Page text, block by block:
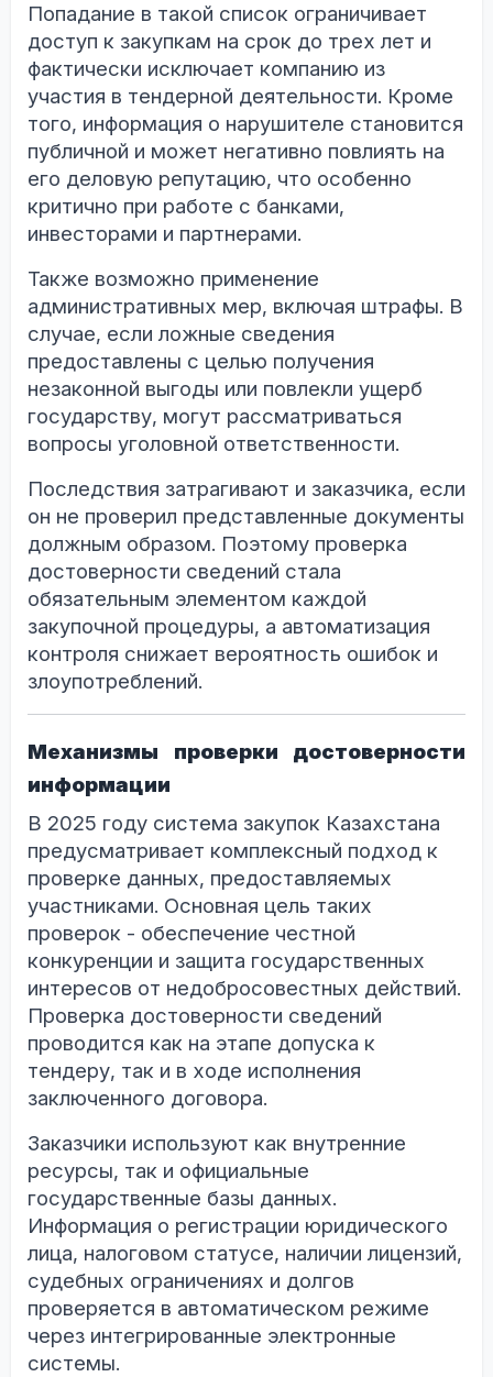
Попадание в такой список ограничивает
доступ к закупкам на срок до трех лет и
фактически исключает компанию из
участия в тендерной деятельности. Кроме
того, информация о нарушителе становится
публичной и может негативно повлиять на
его деловую репутацию, что особенно
критично при работе с банками,
инвесторами и партнерами.
Также возможно применение
административных мер, включая штрафы. В
случае, если ложные сведения
предоставлены с целью получения
незаконной выгоды или повлекли ущерб
государству, могут рассматриваться
вопросы уголовной ответственности.
Последствия затрагивают и заказчика, если
он не проверил представленные документы
должным образом. Поэтому проверка
достоверности сведений стала
обязательным элементом каждой
закупочной процедуры, а автоматизация
контроля снижает вероятность ошибок и
злоупотреблений.
Механизмы проверки достоверности
информации
В 2025 году система закупок Казахстана
предусматривает комплексный подход к
проверке данных, предоставляемых
участниками. Основная цель таких
проверок - обеспечение честной
конкуренции и защита государственных
интересов от недобросовестных действий.
Проверка достоверности сведений
проводится как на этапе допуска к
тендеру, так и в ходе исполнения
заключенного договора.
Заказчики используют как внутренние
ресурсы, так и официальные
государственные базы данных.
Информация о регистрации юридического
лица, налоговом статусе, наличии лицензий,
судебных ограничениях и долгов
проверяется в автоматическом режиме
через интегрированные электронные
системы.